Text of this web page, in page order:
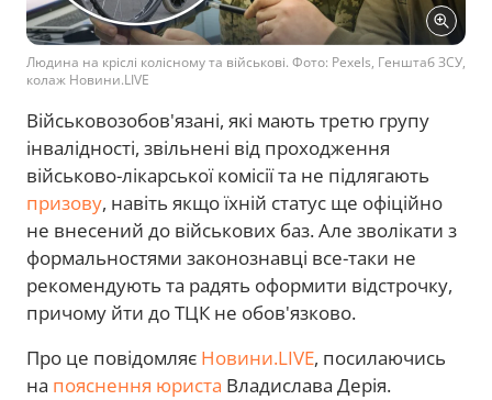
Людина на кріслі колісному та військові. Фото: Pexels, Генштаб ЗСУ,
колаж Новини.LIVE
Військовозобов'язані, які мають третю групу
інвалідності, звільнені від проходження
військово-лікарської комісії та не підлягають
призову, навіть якщо їхній статус ще офіційно
не внесений до військових баз. Але зволікати з
формальностями законознавці все-таки не
рекомендують та радять оформити відстрочку,
причому йти до ТЦК не обов'язково.
Про це повідомляє Новини.LIVE, посилаючись
на пояснення юриста Владислава Дерія.